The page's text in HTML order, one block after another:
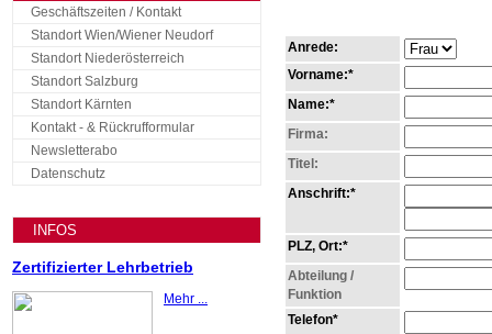
Geschäftszeiten / Kontakt
Standort Wien/Wiener Neudorf
Standort Niederösterreich
Standort Salzburg
Standort Kärnten
Kontakt - & Rückrufformular
Newsletterabo
Datenschutz
INFOS
Zertifizierter Lehrbetrieb
Mehr ...
Anrede:
Vorname:*
Name:*
Firma:
Titel:
Anschrift:*
PLZ, Ort:*
Abteilung /
Funktion
Telefon*